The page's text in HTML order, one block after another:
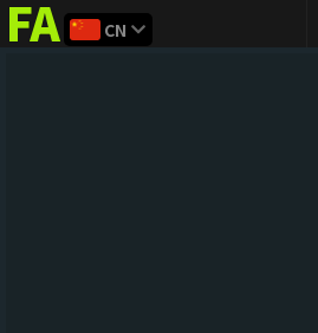
FIFAaddict
CN